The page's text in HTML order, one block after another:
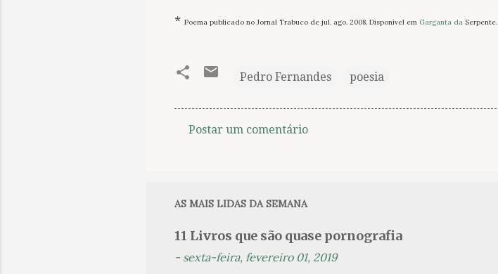
* Poema publicado no Jornal Trabuco de jul. ago. 2008. Disponível em Garganta da Serpente.
Pedro Fernandes poesia
e
t
á
Postar um comentário
AS MAIS LIDAS DA SEMANA
11 Livros que são quase pornografia
- sexta-feira, fevereiro 01, 2019